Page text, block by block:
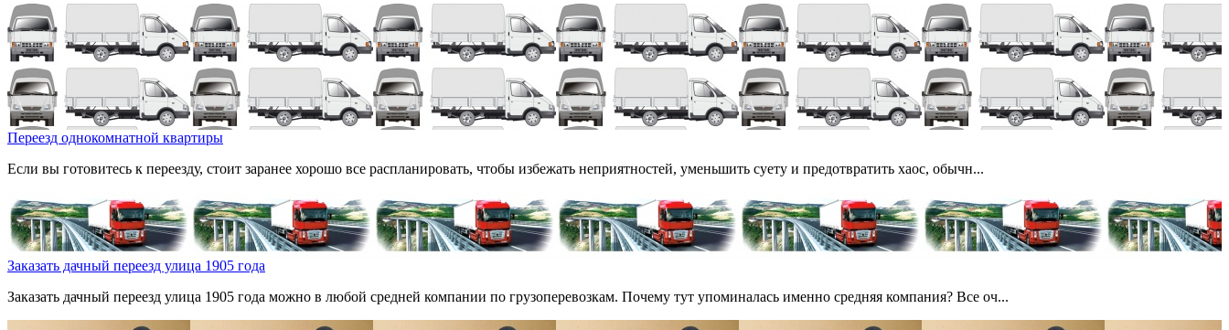
Переезд однокомнатной квартиры
Если вы готовитесь к переезду, стоит заранее хорошо все распланировать, чтобы избежать неприятностей, уменьшить суету и предотвратить хаос, обычн...
Заказать дачный переезд улица 1905 года
Заказать дачный переезд улица 1905 года можно в любой средней компании по грузоперевозкам. Почему тут упоминалась именно средняя компания? Все оч...